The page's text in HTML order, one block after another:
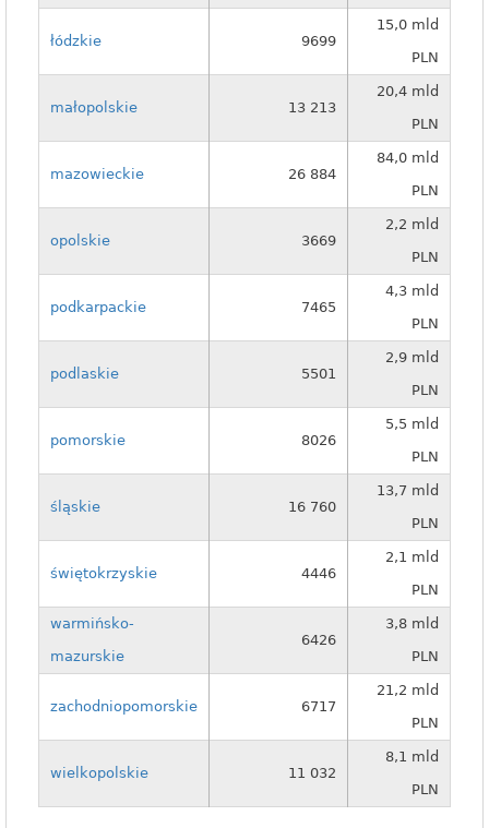
łódzkie 9699
15,0 mld
PLN
małopolskie 13 213
20,4 mld
PLN
mazowieckie 26 884
84,0 mld
PLN
opolskie 3669
2,2 mld
PLN
podkarpackie 7465
4,3 mld
PLN
podlaskie 5501
2,9 mld
PLN
pomorskie 8026
5,5 mld
PLN
śląskie 16 760
13,7 mld
PLN
świętokrzyskie 4446
2,1 mld
PLN
warmińsko-
mazurskie
6426
3,8 mld
PLN
zachodniopomorskie 6717
21,2 mld
PLN
wielkopolskie 11 032
8,1 mld
PLN